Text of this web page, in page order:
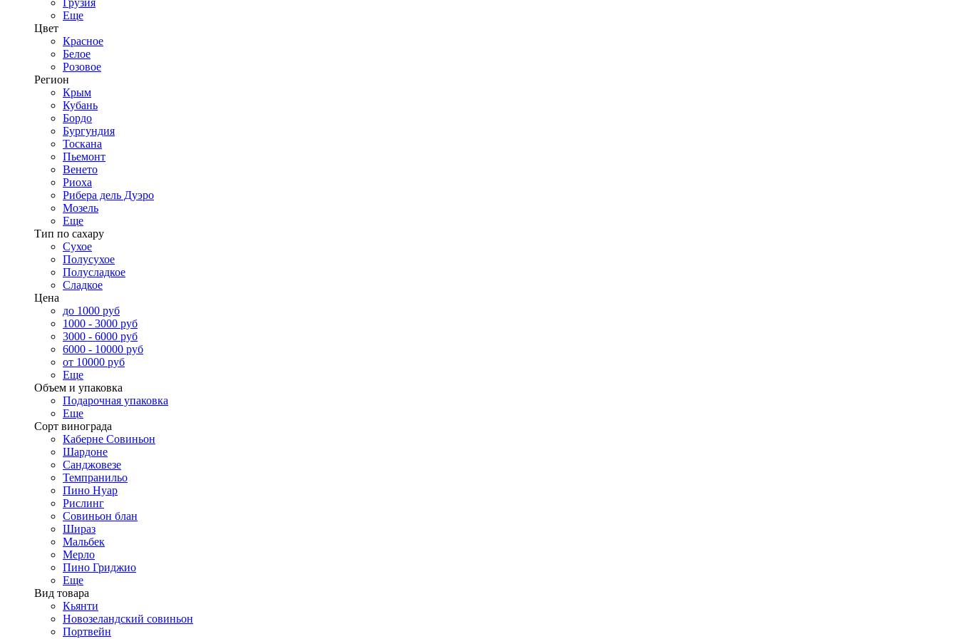
Грузия
Еще
Цвет
Красное
Белое
Розовое
Регион
Крым
Кубань
Бордо
Бургундия
Тоскана
Пьемонт
Венето
Риоха
Рибера дель Дуэро
Мозель
Еще
Тип по сахару
Сухое
Полусухое
Полусладкое
Сладкое
Цена
до 1000 руб
1000 - 3000 руб
3000 - 6000 руб
6000 - 10000 руб
от 10000 руб
Еще
Объем и упаковка
Подарочная упаковка
Еще
Сорт винограда
Каберне Совиньон
Шардоне
Санджовезе
Темпранильо
Пино Нуар
Рислинг
Совиньон блан
Шираз
Мальбек
Мерло
Пино Гриджио
Еще
Вид товара
Кьянти
Новозеландский совиньон
Портвейн